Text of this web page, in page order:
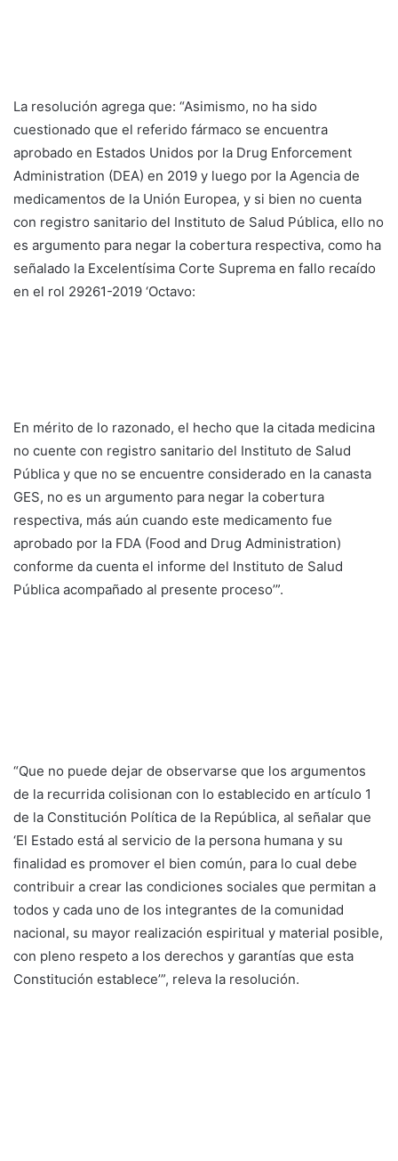
La resolución agrega que: “Asimismo, no ha sido
cuestionado que el referido fármaco se encuentra
aprobado en Estados Unidos por la Drug Enforcement
Administration (DEA) en 2019 y luego por la Agencia de
medicamentos de la Unión Europea, y si bien no cuenta
con registro sanitario del Instituto de Salud Pública, ello no
es argumento para negar la cobertura respectiva, como ha
señalado la Excelentísima Corte Suprema en fallo recaído
en el rol 29261-2019 ‘Octavo:
En mérito de lo razonado, el hecho que la citada medicina
no cuente con registro sanitario del Instituto de Salud
Pública y que no se encuentre considerado en la canasta
GES, no es un argumento para negar la cobertura
respectiva, más aún cuando este medicamento fue
aprobado por la FDA (Food and Drug Administration)
conforme da cuenta el informe del Instituto de Salud
Pública acompañado al presente proceso’”.
“Que no puede dejar de observarse que los argumentos
de la recurrida colisionan con lo establecido en artículo 1
de la Constitución Política de la República, al señalar que
‘El Estado está al servicio de la persona humana y su
finalidad es promover el bien común, para lo cual debe
contribuir a crear las condiciones sociales que permitan a
todos y cada uno de los integrantes de la comunidad
nacional, su mayor realización espiritual y material posible,
con pleno respeto a los derechos y garantías que esta
Constitución establece’”, releva la resolución.